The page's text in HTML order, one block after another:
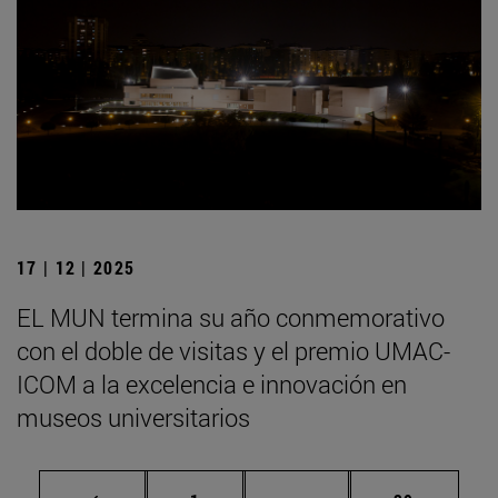
17 | 12 | 2025
EL MUN termina su año conmemorativo
con el doble de visitas y el premio UMAC-
ICOM a la excelencia e innovación en
museos universitarios